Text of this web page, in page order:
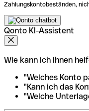
Zahlungskontobeständen,
Qonto KI-Assistent
Wie kann ich Ihnen
"Welches Konto
"Kann ich das
"Welche